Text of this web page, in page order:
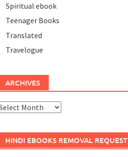
Spiritual ebook
Teenager Books
Translated
Travelogue
ARCHIVES
HINDI EBOOKS REMOVAL REQUEST